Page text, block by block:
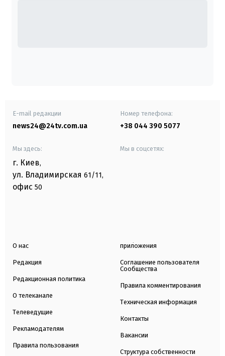
E-mail редакции
news24@24tv.com.ua
Номер телефона:
+38 044 390 5077
Мы здесь:
г. Киев,
ул. Владимирская 61/11,
офис 50
Мы в соцсетях:
О нас
Редакция
Редакционная политика
О телеканале
Телеведущие
Рекламодателям
Правила пользования
приложения
Соглашение пользователя
Сообщества
Правила комментирования
Техническая информация
Контакты
Вакансии
Структура собственности